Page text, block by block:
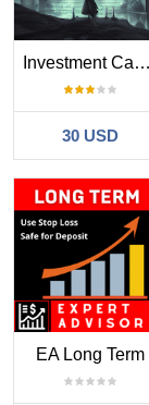
Investment Castle II MT4
30 USD
EA Long Term